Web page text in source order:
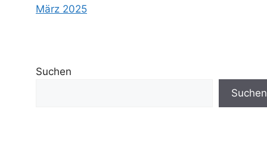
März 2025
Suchen
Suchen